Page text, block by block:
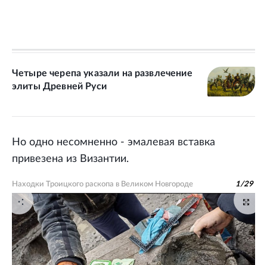
Четыре черепа указали на развлечение
элиты Древней Руси
Но одно несомненно - эмалевая вставка
привезена из Византии.
Находки Троицкого раскопа в Великом Новгороде 1/29